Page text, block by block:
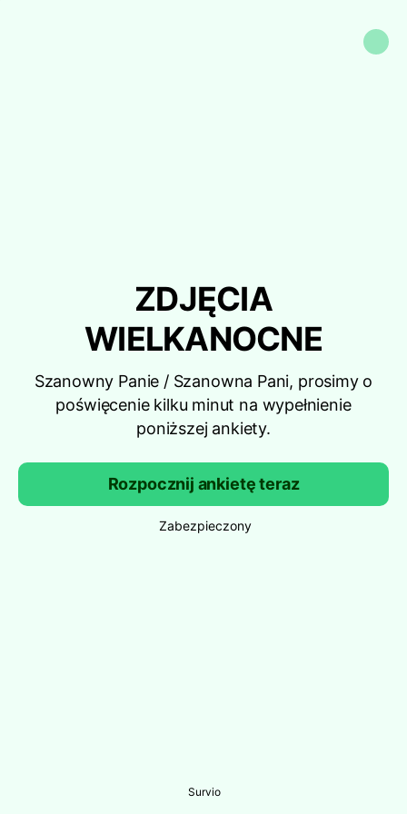
ZDJĘCIA
WIELKANOCNE
Szanowny Panie / Szanowna Pani, prosimy o
poświęcenie kilku minut na wypełnienie
poniższej ankiety.
Rozpocznij ankietę teraz
Zabezpieczony
Survio